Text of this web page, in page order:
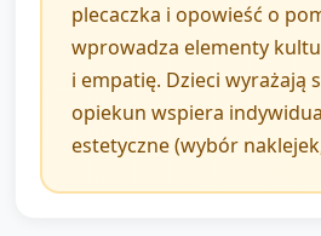
plecaczka i opowieść o
wprowadza elementy
i empatię. Dzieci wyrażają
opiekun wspiera
estetyczne (wybór